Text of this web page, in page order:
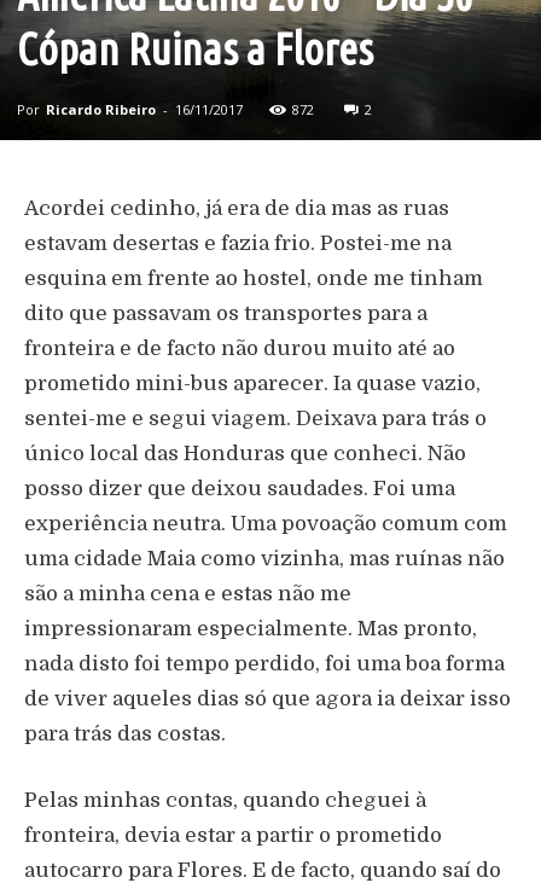
Cópan Ruinas a Flores
Por Ricardo Ribeiro - 16/11/2017 872 2
Acordei cedinho, já era de dia mas as ruas
estavam desertas e fazia frio. Postei-me na
esquina em frente ao hostel, onde me tinham
dito que passavam os transportes para a
fronteira e de facto não durou muito até ao
prometido mini-bus aparecer. Ia quase vazio,
sentei-me e segui viagem. Deixava para trás o
único local das Honduras que conheci. Não
posso dizer que deixou saudades. Foi uma
experiência neutra. Uma povoação comum com
uma cidade Maia como vizinha, mas ruínas não
são a minha cena e estas não me
impressionaram especialmente. Mas pronto,
nada disto foi tempo perdido, foi uma boa forma
de viver aqueles dias só que agora ia deixar isso
para trás das costas.
Pelas minhas contas, quando cheguei à
fronteira, devia estar a partir o prometido
autocarro para Flores. E de facto, quando saí do